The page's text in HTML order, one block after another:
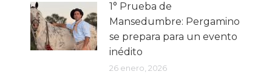
1° Prueba de
Mansedumbre: Pergamino
se prepara para un evento
inédito
26 enero, 2026